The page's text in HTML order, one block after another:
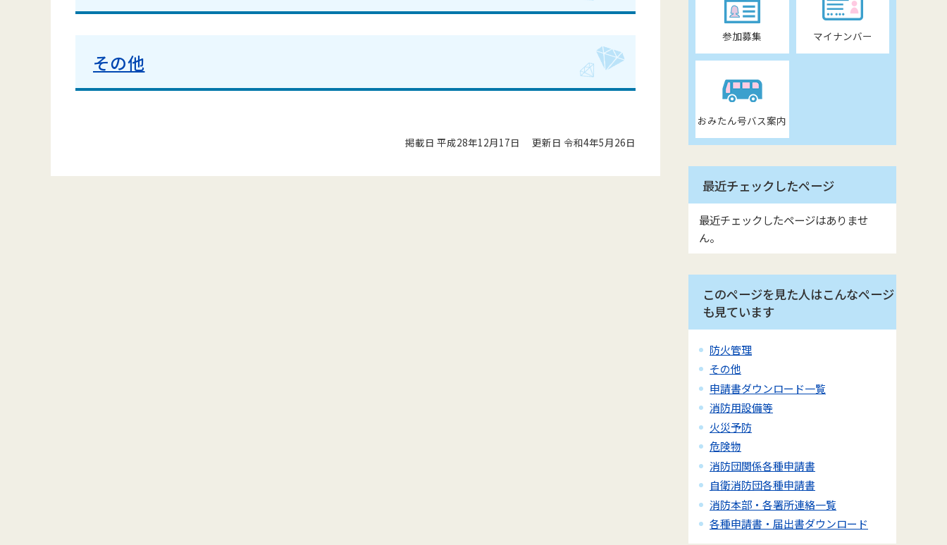
その他
掲載日 平成28年12月17日 更新日 令和4年5月26日
参加募集 マイナンバー
おみたん号バス案内
最近チェックしたページ
最近チェックしたページはありませ
ん。
このページを見た人はこんなページ
も見ています
防火管理
その他
申請書ダウンロード一覧
消防用設備等
火災予防
危険物
消防団関係各種申請書
自衛消防団各種申請書
消防本部・各署所連絡一覧
各種申請書・届出書ダウンロード